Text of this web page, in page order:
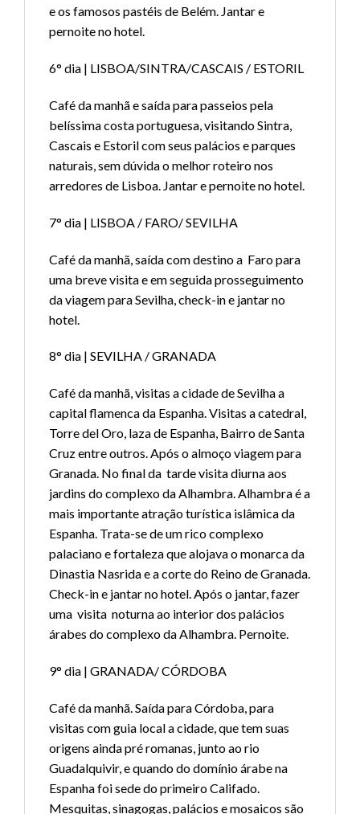
e os famosos pastéis de Belém. Jantar e
pernoite no hotel.
6° dia | LISBOA/SINTRA/CASCAIS / ESTORIL
Café da manhã e saída para passeios pela
belíssima costa portuguesa, visitando Sintra,
Cascais e Estoril com seus palácios e parques
naturais, sem dúvida o melhor roteiro nos
arredores de Lisboa. Jantar e pernoite no hotel.
7° dia | LISBOA / FARO/ SEVILHA
Café da manhã, saída com destino a Faro para
uma breve visita e em seguida prosseguimento
da viagem para Sevilha, check-in e jantar no
hotel.
8° dia | SEVILHA / GRANADA
Café da manhã, visitas a cidade de Sevilha a
capital flamenca da Espanha. Visitas a catedral,
Torre del Oro, laza de Espanha, Bairro de Santa
Cruz entre outros. Após o almoço viagem para
Granada. No final da tarde visita diurna aos
jardins do complexo da Alhambra. Alhambra é a
mais importante atração turística islâmica da
Espanha. Trata-se de um rico complexo
palaciano e fortaleza que alojava o monarca da
Dinastia Nasrida e a corte do Reino de Granada.
Check-in e jantar no hotel. Após o jantar, fazer
uma visita noturna ao interior dos palácios
árabes do complexo da Alhambra. Pernoite.
9° dia | GRANADA/ CÓRDOBA
Café da manhã. Saída para Córdoba, para
visitas com guia local a cidade, que tem suas
origens ainda pré romanas, junto ao rio
Guadalquivir, e quando do domínio árabe na
Espanha foi sede do primeiro Califado.
Mesquitas, sinagogas, palácios e mosaicos são